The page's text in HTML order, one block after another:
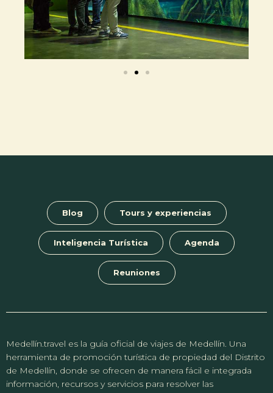
Blog Tours y experiencias
Inteligencia Turística Agenda
Reuniones
Medellín.travel es la guía oficial de viajes de Medellín. Una
herramienta de promoción turística de propiedad del Distrito
de Medellín, donde se ofrecen de manera fácil e integrada
información, recursos y servicios para resolver las